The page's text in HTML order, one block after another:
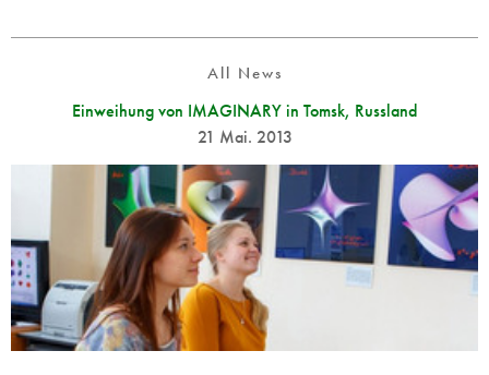
All News
Einweihung von IMAGINARY in Tomsk, Russland
21 Mai. 2013